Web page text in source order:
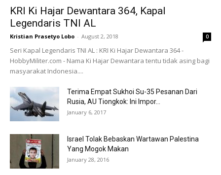
KRI Ki Hajar Dewantara 364, Kapal
Legendaris TNI AL
Kristian Prasetyo Lobo - August 2, 2018 0
Seri Kapal Legendaris TNI AL : KRI Ki Hajar Dewantara 364 -
HobbyMiliter.com - Nama Ki Hajar Dewantara tentu tidak asing bagi
masyarakat Indonesia....
Terima Empat Sukhoi Su-35 Pesanan Dari
Rusia, AU Tiongkok: Ini Impor...
January 6, 2017
Israel Tolak Bebaskan Wartawan Palestina
Yang Mogok Makan
January 28, 2016